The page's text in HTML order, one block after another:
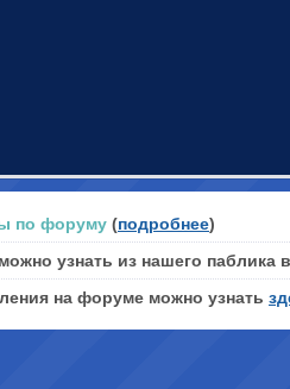
по форуму (подробнее)
узнать из нашего паблика в
на форуме можно узнать